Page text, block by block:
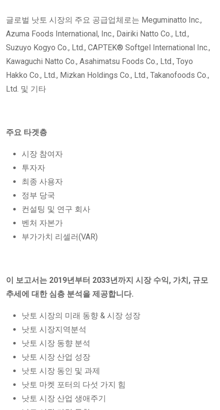
글로벌 낫토 시장의 주요 공급업체로는 Meguminatto Inc.,
Azuma Foods International, Inc., Dairiki Natto Co., Ltd.,
Suzuyo Kogyo Co., Ltd., CAPTEK® Softgel International Inc.,
Kawaguchi Natto Co., Asahimatsu Foods Co., Ltd., Toyo
Hakko Co., Ltd., Mizkan Holdings Co., Ltd., Takanofoods Co.,
Ltd. 및 기타
주요 타겟층
시장 참여자
투자자
최종 사용자
정부 당국
컨설팅 및 연구 회사
벤처 자본가
부가가치 리셀러(VAR)
이 보고서는 2019년부터 2033년까지 시장 수익, 가치, 규모
추세에 대한 심층 분석을 제공합니다.
낫토 시장의 미래 동향 & 시장 성장
낫토 시장지역분석
낫토 시장 동향 분석
낫토 시장 산업 성장
낫토 시장 동인 및 과제
낫토 마켓 포터의 다섯 가지 힘
낫토 시장 산업 생애주기